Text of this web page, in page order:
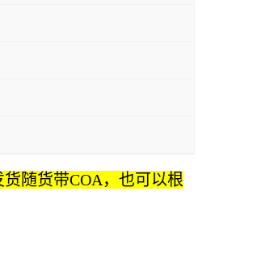
货随货带COA，也可以根